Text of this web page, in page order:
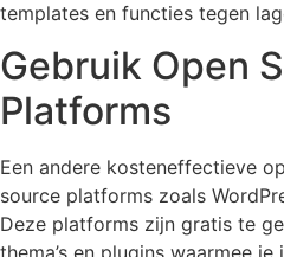
templates en functies tegen
Gebruik Open
Platforms
Een andere kosteneffectieve
source platforms zoals
Deze platforms zijn gratis te